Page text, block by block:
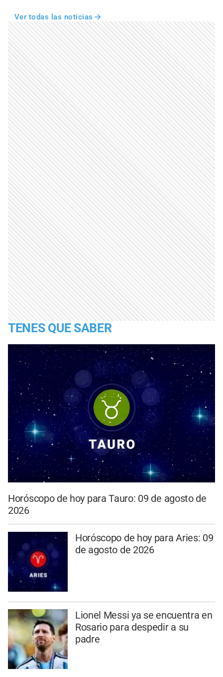
Ver todas las noticias
TENES QUE SABER
Horóscopo de hoy para Tauro: 09 de agosto de
2026
Horóscopo de hoy para Aries: 09
de agosto de 2026
Lionel Messi ya se encuentra en
Rosario para despedir a su
padre